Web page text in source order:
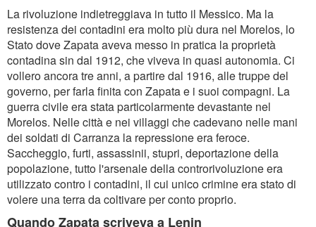
La rivoluzione indietreggiava in tutto il Messico. Ma la
resistenza dei contadini era molto più dura nel Morelos, lo
Stato dove Zapata aveva messo in pratica la proprietà
contadina sin dal 1912, che viveva in quasi autonomia. Ci
vollero ancora tre anni, a partire dal 1916, alle truppe del
governo, per farla finita con Zapata e i suoi compagni. La
guerra civile era stata particolarmente devastante nel
Morelos. Nelle città e nei villaggi che cadevano nelle mani
dei soldati di Carranza la repressione era feroce.
Saccheggio, furti, assassinii, stupri, deportazione della
popolazione, tutto l'arsenale della controrivoluzione era
utilizzato contro i contadini, il cui unico crimine era stato di
volere una terra da coltivare per conto proprio.
Quando Zapata scriveva a Lenin